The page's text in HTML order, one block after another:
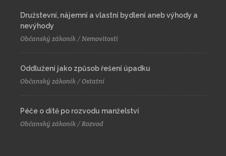
Družstevní, nájemní a vlastní bydlení aneb výhody a
nevýhody
Občanský zákoník / Nemovitosti
Oddlužení jako způsob řešení úpadku
Občanský zákoník / Ostatní
Péče o dítě po rozvodu manželství
Občanský zákoník / Rozvod